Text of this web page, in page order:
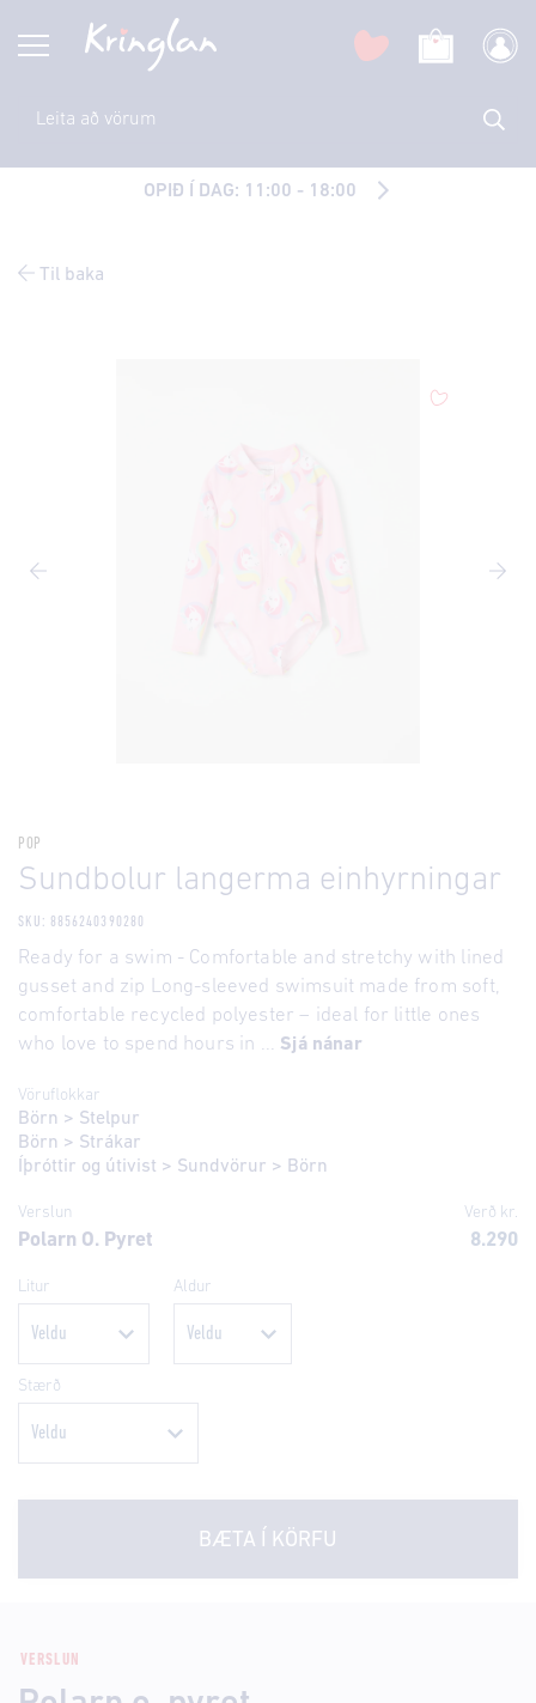
OPIÐ Í DAG: 11:00 - 18:00
Til baka
POP
Sundbolur langerma einhyrningar
SKU: 8856240390280
Ready for a swim - Comfortable and stretchy with lined
gusset and zip Long-sleeved swimsuit made from soft,
comfortable recycled polyester – ideal for little ones
who love to spend hours in ... Sjá nánar
Vöruflokkar
Börn > Stelpur
Börn > Strákar
Íþróttir og útivist > Sundvörur > Börn
Verslun Verð kr.
Polarn O. Pyret 8.290
Litur Aldur
Stærð
BÆTA Í KÖRFU
VERSLUN